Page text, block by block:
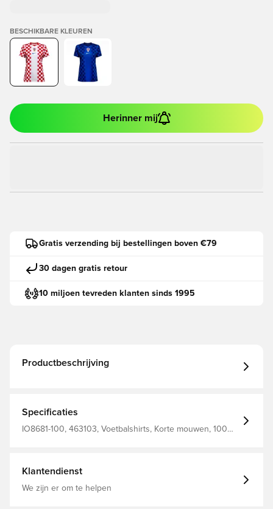
BESCHIKBARE KLEUREN
Herinner mij
Gratis verzending bij bestellingen boven €79
30 dagen gratis retour
10 miljoen tevreden klanten sinds 1995
Productbeschrijving
Specificaties
IO8681-100, 463103, Voetbalshirts, Korte mouwen, 100%
Klantendienst
We zijn er om te helpen